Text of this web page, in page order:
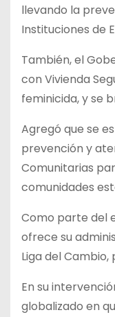
llevando la
Instituciones de
También, el
con Vivienda
feminicida, y se
Agregó que se
prevención y
Comunitarias
comunidades
Como parte del
ofrece su
Liga del
En su
globalizado en